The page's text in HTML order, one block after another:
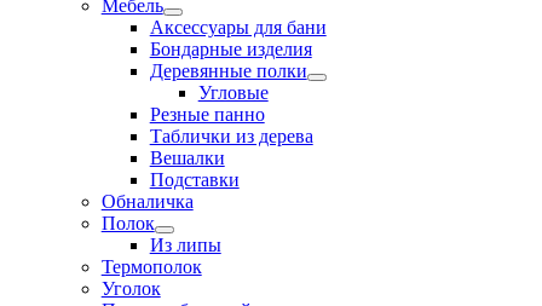
Мебель
Аксессуары для бани
Бондарные изделия
Деревянные полки
Угловые
Резные панно
Таблички из дерева
Вешалки
Подставки
Обналичка
Полок
Из липы
Термополок
Уголок